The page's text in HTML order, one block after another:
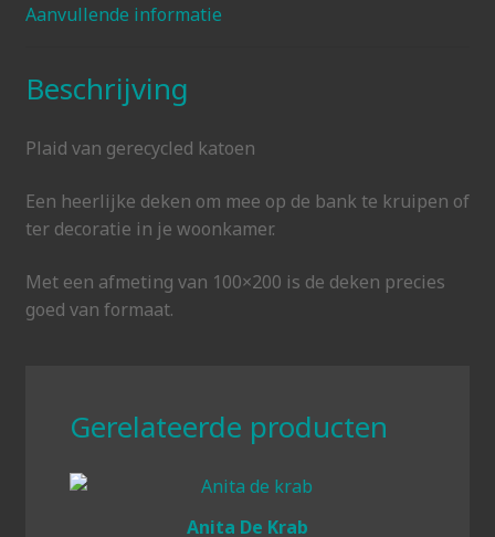
Aanvullende informatie
Beschrijving
Plaid van gerecycled katoen
Een heerlijke deken om mee op de bank te kruipen of
ter decoratie in je woonkamer.
Met een afmeting van 100×200 is de deken precies
goed van formaat.
Gerelateerde producten
Anita De Krab